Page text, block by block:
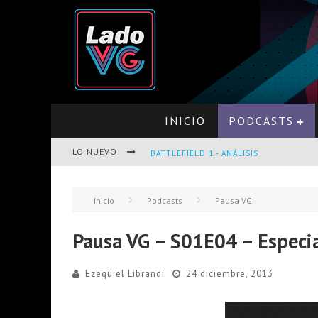
INICIO PODCASTS
LO NUEVO BATTLEFIELD 1 - ANÁLISIS
OPINIÓN SOBRE THE LAST OF US Y
Inicio Podcasts Pausa VG
Pausa VG – S01E04 –
Ezequiel Librandi 24 diciembre, 2013